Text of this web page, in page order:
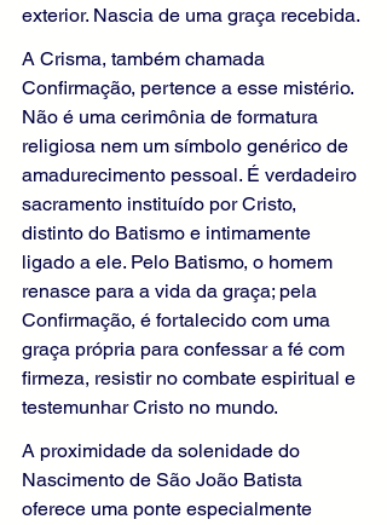
exterior. Nascia de uma graça recebida.
A Crisma, também chamada
Confirmação, pertence a esse mistério.
Não é uma cerimônia de formatura
religiosa nem um símbolo genérico de
amadurecimento pessoal. É verdadeiro
sacramento instituído por Cristo,
distinto do Batismo e intimamente
ligado a ele. Pelo Batismo, o homem
renasce para a vida da graça; pela
Confirmação, é fortalecido com uma
graça própria para confessar a fé com
firmeza, resistir no combate espiritual e
testemunhar Cristo no mundo.
A proximidade da solenidade do
Nascimento de São João Batista
oferece uma ponte especialmente